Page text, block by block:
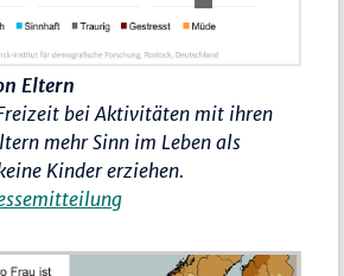
Eltern
bei Aktivitäten mit ihren
mehr Sinn im Leben als
Kinder erziehen.